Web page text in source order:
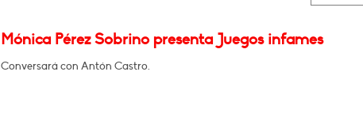
Mónica Pérez Sobrino presenta Juegos infames
Conversará con Antón Castro.